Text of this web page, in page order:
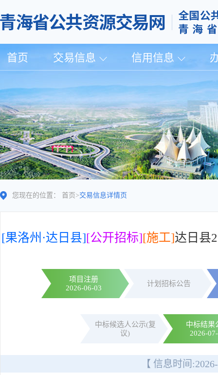
首页 交易信息 信用信息
您现在的位置： 首页 >交易信息详情页
[果洛州·达日县][公开招标][施工]达日县
项目注册
2026-06-03
计划招标公告
中标候选人公示(复
议)
中标结果
2026-
【 信息时间: